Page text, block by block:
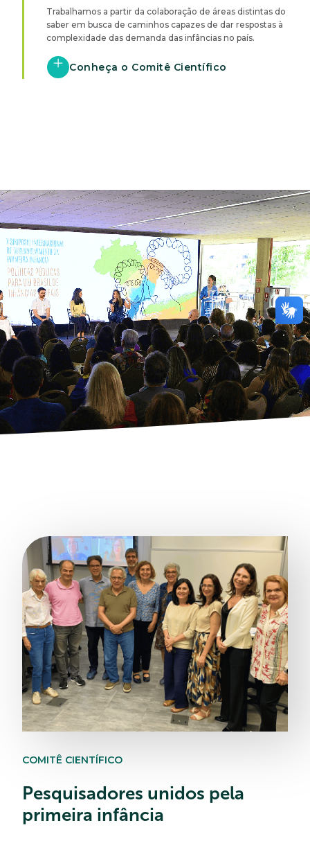
Trabalhamos a partir da colaboração de áreas distintas do
saber em busca de caminhos capazes de dar respostas à
complexidade das demanda das infâncias no país.
Conheça o Comitê Científico
COMITÊ CIENTÍFICO
Pesquisadores unidos pela
primeira infância